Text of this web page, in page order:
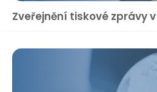
Zveřejnění tiskové zprávy